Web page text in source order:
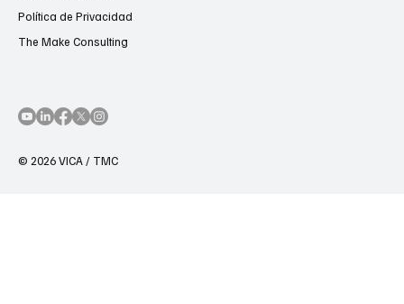
Política de Privacidad
The Make Consulting
© 2026 VICA / TMC